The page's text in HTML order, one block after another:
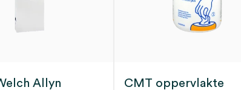
Allyn
CMT oppervlakte